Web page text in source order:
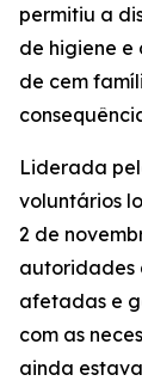
permitiu a
de higiene e
de cem
Liderada
voluntários
2 de
autoridades
afetadas e
com as
ainda